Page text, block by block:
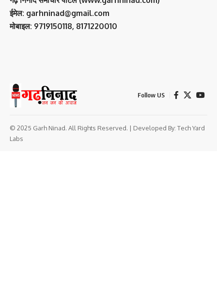
ईमेल: garhninad@gmail.com
मोबाइल: 9719150118, 8171220010
Follow US
© 2025 Garh Ninad. All Rights Reserved. | Developed By: Tech Yard
Labs